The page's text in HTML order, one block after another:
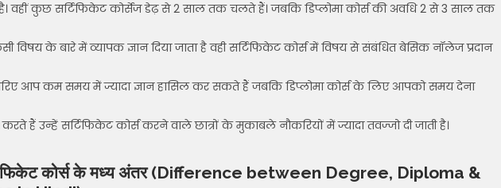
वहीं कुछ सर्टिफिकेट कोर्सेज डेढ़ से 2 साल तक चलते हैं। जबकि डिप्लोमा कोर्स की अवधि 2 से 3 साल तक
विषय के बारे में व्यापक ज्ञान दिया जाता है वही सर्टिफिकेट कोर्स में विषय से संबंधित बेसिक नॉलेज प्रदान
आप कम समय में ज्यादा ज्ञान हासिल कर सकते हैं जबकि डिप्लोमा कोर्स के लिए आपको समय देना
करते हैं उन्हें सर्टिफिकेट कोर्स करने वाले छात्रों के मुकाबले नौकरियों में ज्यादा तवज्जो दी जाती है।
कोर्स के मध्य अंतर (Difference between Degree, Diploma &